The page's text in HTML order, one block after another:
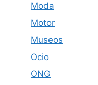
Moda
Motor
Museos
Ocio
ONG